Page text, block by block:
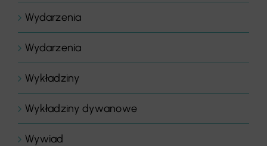
Wydarzenia
Wydarzenia
Wykładziny
Wykładziny dywanowe
Wywiad